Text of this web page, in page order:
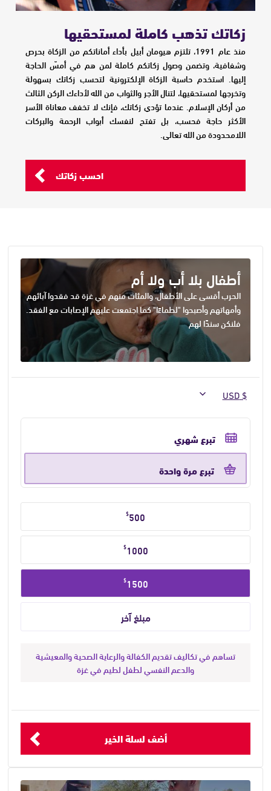
زكاتك تذهب كاملة لمستحقيها
منذ عام 1991، تلتزم هيومان أبيل بأداء أماناتكم من الزكاة بحرص
وشفافية، وتضمن وصول زكاتكم كاملة لمن هم في أمسّ الحاجة
إليها. استخدم حاسبة الزكاة الإلكترونية لتحسب زكاتك بسهولة
وتخرجها لمستحقيها، لتنال الأجر والثواب من الله لأداءك الركن الثالث
من أركان الإسلام. عندما تؤدي زكاتك، فإنك لا تخفف معاناة الأسر
الأكثر حاجة فحسب، بل تفتح لنفسك أبواب الرحمة والبركات
اللامحدودة من الله تعالى.
احسب زكاتك
أطفال بلا أب ولا أم
الحرب أقسى على الأطفال، والمئات منهم في غزة قد فقدوا آبائهم
وأمهاتهم وأصبحوا "لطماءًا" كما اجتمعت عليهم الإصابات مع الفقد.
فلنكن سندًا لهم
حدد
تكرار
التبرع
تبرع شهري
تبرع مرة واحدة
التبرع
$500
$1000
$1500
تساهم في تكاليف تقديم الكفالة والرعاية الصحية والمعيشية
والدعم النفسي لطفل لطيم في غزة
أضف لسلة الخير